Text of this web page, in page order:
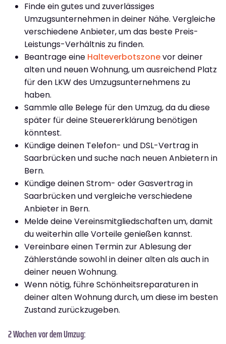
Finde ein gutes und zuverlässiges
Umzugsunternehmen in deiner Nähe. Vergleiche
verschiedene Anbieter, um das beste Preis-
Leistungs-Verhältnis zu finden.
Beantrage eine Halteverbotszonevor deiner
alten und neuen Wohnung, um ausreichend Platz
für den LKW des Umzugsunternehmens zu
haben.
Sammle alle Belege für den Umzug, da du diese
später für deine Steuererklärung benötigen
könntest.
Kündige deinen Telefon- und DSL-Vertrag in
Saarbrücken und suche nach neuen Anbietern in
Bern.
Kündige deinen Strom- oder Gasvertrag in
Saarbrücken und vergleiche verschiedene
Anbieter in Bern.
Melde deine Vereinsmitgliedschaften um, damit
du weiterhin alle Vorteile genießen kannst.
Vereinbare einen Termin zur Ablesung der
Zählerstände sowohl in deiner alten als auch in
deiner neuen Wohnung.
Wenn nötig, führe Schönheitsreparaturen in
deiner alten Wohnung durch, um diese im besten
Zustand zurückzugeben.
2 Wochen vor dem Umzug: